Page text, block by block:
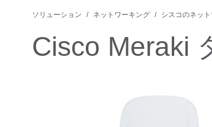
ソリューション ネットワーキング シスコのネッ
Cisco Meraki